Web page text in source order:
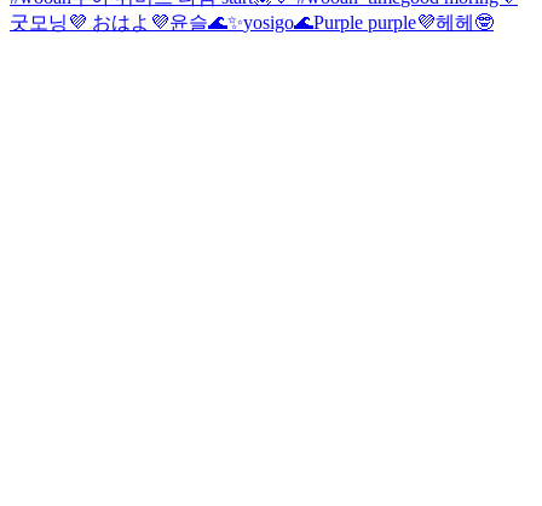
굿모닝💜 おはよ💜윤슬🌊✨yosigo🌊Purple purple💜헤헤🤓